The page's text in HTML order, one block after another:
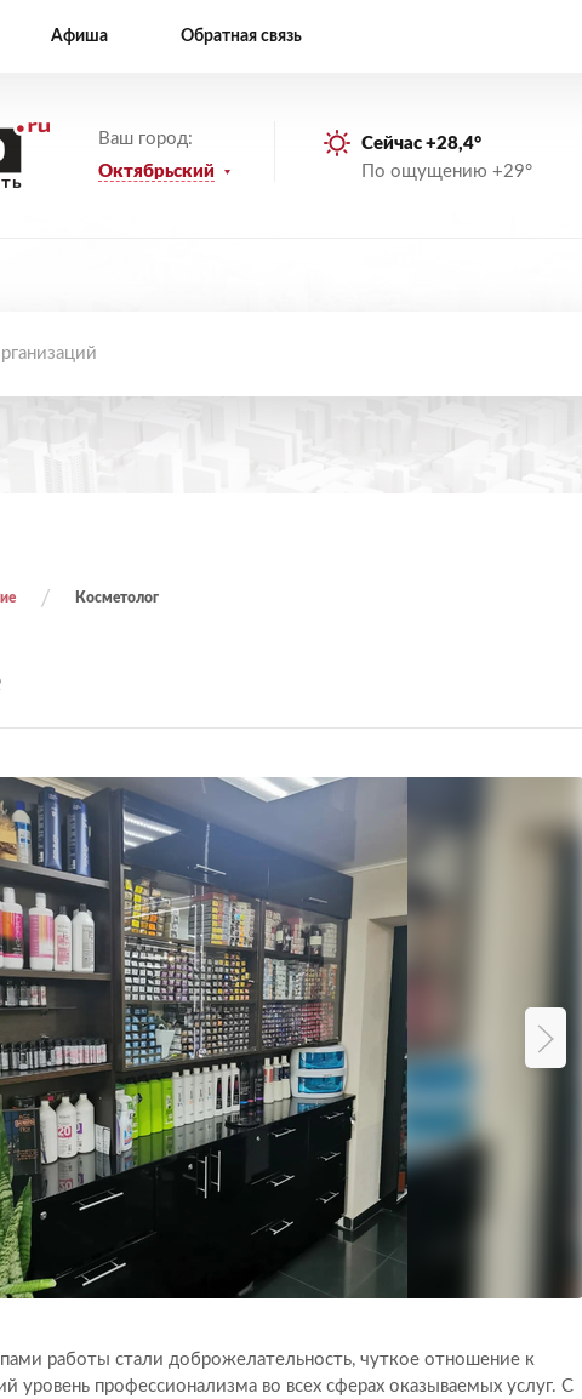
Афиша Обратная связь
Ваш город:
Октябрьский
Сейчас +28,4°
По ощущению +29°
Косметолог
работы стали доброжелательность, чуткое отношение к
уровень профессионализма во всех сферах оказываемых услуг. С